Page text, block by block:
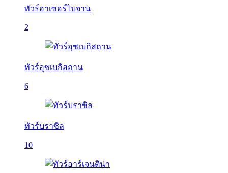
ทัวร์อาเซอร์ไบจาน
2
ทัวร์อุซเบกิสถาน
6
ทัวร์บราซิล
10